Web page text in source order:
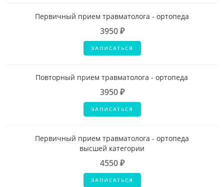
Первичный прием травматолога - ортопеда
3950 ₽
ЗАПИСАТЬСЯ
Повторный прием травматолога - ортопеда
3950 ₽
ЗАПИСАТЬСЯ
Первичный прием травматолога - ортопеда
высшей категории
4550 ₽
ЗАПИСАТЬСЯ